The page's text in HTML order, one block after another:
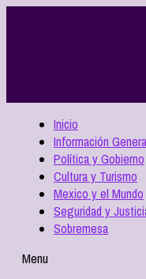
Inicio
Información
Política y Gobierno
Cultura y Turismo
Mexico y el Mundo
Seguridad y
Sobremesa
Menu